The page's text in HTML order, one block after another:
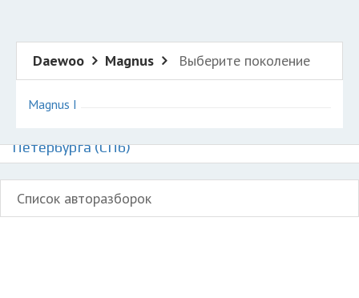
Daewoo Magnus Выберите поколение
Magnus I
Петербурга (СПб)
Список авторазборок